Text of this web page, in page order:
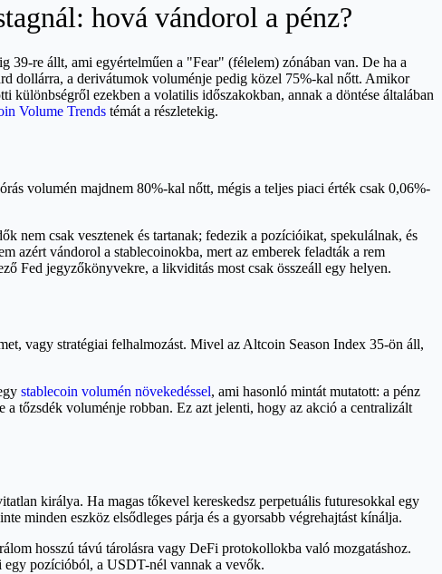
hová vándorol a pénz?
39-re állt, ami egyértelműen a "Fear" (félelem) zónában van. De ha a
dollárra, a derivátumok voluménje pedig közel 75%-kal nőtt. Amikor
ezekben a volatilis időszakokban, annak a döntése általában
Volume Trends témát a részletekig.
volumén majdnem 80%-kal nőtt, mégis a teljes piaci érték csak 0,06%-
nem csak vesztenek és tartanak; fedezik a pozícióikat, spekulálnak, és
azért vándorol a stablecoinokba, mert az emberek feladták a rem
Fed jegyzőkönyvekre, a likviditás most csak összeáll egy helyen.
vagy stratégiai felhalmozást. Mivel az Altcoin Season Index 35-ön áll,
stablecoin volumén növekedéssel, ami hasonló mintát mutatott: a pénz
tőzsdék voluménje robban. Ez azt jelenti, hogy az akció a centralizált
királya. Ha magas tőkevel kereskedsz perpetuális futuresokkal egy
minden eszköz elsődleges párja és a gyorsabb végrehajtást kínálja.
hosszú távú tárolásra vagy DeFi protokollokba való mozgatáshoz.
egy pozícióból, a USDT-nél vannak a vevők.